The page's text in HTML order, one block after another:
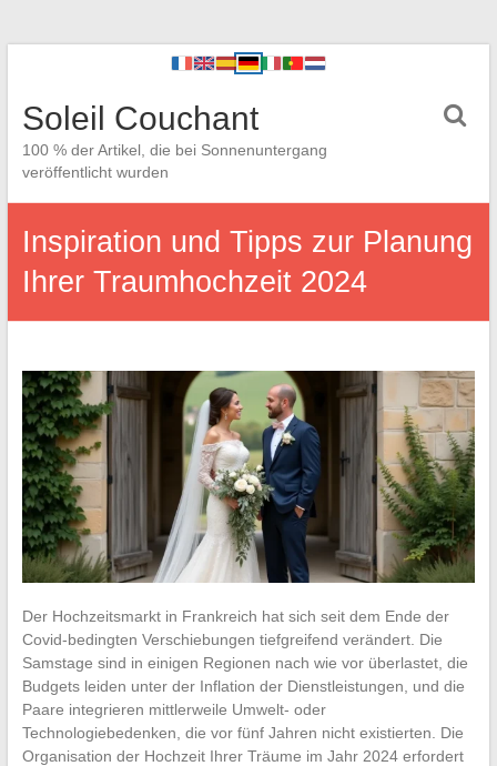
Soleil Couchant
100 % der Artikel, die bei Sonnenuntergang
veröffentlicht wurden
Inspiration und Tipps zur Planung
Ihrer Traumhochzeit 2024
Der Hochzeitsmarkt in Frankreich hat sich seit dem Ende der
Covid-bedingten Verschiebungen tiefgreifend verändert. Die
Samstage sind in einigen Regionen nach wie vor überlastet, die
Budgets leiden unter der Inflation der Dienstleistungen, und die
Paare integrieren mittlerweile Umwelt- oder
Technologiebedenken, die vor fünf Jahren nicht existierten. Die
Organisation der Hochzeit Ihrer Träume im Jahr 2024 erfordert